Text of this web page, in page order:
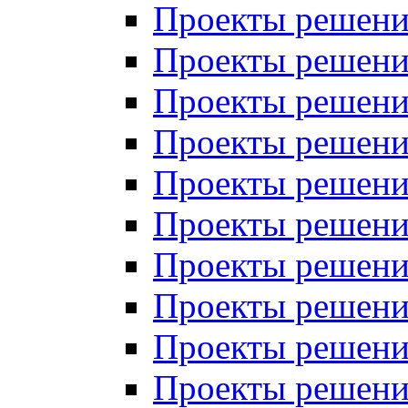
Проекты
Проекты
Проекты
Проекты
Проекты
Проекты
Проекты
Проекты
Проекты
Проекты